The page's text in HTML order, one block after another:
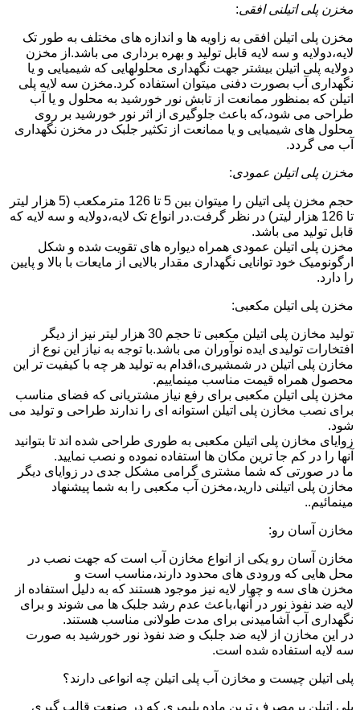
مخزن پلی اتیلنی افقی:
مخزن پلی اتیلن افقی به زاویه ها و اندازه های مختلف به طور تک
لایه،دولایه و سه لایه قابل تولید و بهره برداری می باشد.از مخزن
دولایه پلی اتیلن بیشتر جهت نگهداری محلولهایی که شیمیایی و یا
نگهداری آب بصورت دفنی میتوان استفاده کرد.مخزن سه لایه پلی
اتیلن که بمنظور ممانعت از تابش نور خورشید به محلول و یا آب
طراحی می شود،که باعث جلوگیری از اثر نور خورشید بر روی
محلول های شیمیایی و یا ممانعت از تکثیر جلبک در مخزن نگهداری
آب می گردد.
مخزن پلی اتیلن عمودی:
حجم مخزن پلی اتیلن را میتوان بین 5 تا 126 مترمکعب (5 هزار لیتر
تا 126 هزار لیتر) در نظر گرفت.در انواع تک لایه،دولایه و سه لایه که
قابل تولید می باشد.
مخزن پلی اتیلن عمودی همراه دیواره های تقویت شده و شکل
ارگونومیک خود توانایی نگهداری مقدار بالایی از مایعات با بالا و پایین
را دارد.
مخزن پلی اتیلن مکعبی:
تولید مخازن پلی اتیلن مکعبی تا حجم 30 هزار لیتر نیز از دیگر
افتخارات تولیدی ایده نوآوران می باشد.با توجه به نیاز این نوع از
مخازن پلی اتیلن در شمشیری،اقدام به تولید هر چه با کیفیت تر این
محصول همراه قیمت مناسب مینماییم.
مخزن پلی اتیلن مکعبی برای رفع نیاز مشتریانی که فضای مناسب
برای نصب مخازن پلی اتیلن استوانه ای را ندارند طراحی و تولید می
شود.
زوایای مخازن پلی اتیلن مکعبی به طوری طراحی شده اند تا بتوانید
آنها را در کم جا ترین مکان ها استفاده نموده و نصب نمایید.
ما در صورتی که شما مشتری گرامی مشکل جدی در زوایای دیگر
مخازن پلی اتیلنی دارید،مخزن آب مکعبی را به شما پیشنهاد
مینمائیم..
مخازن آسان رو:
مخازن آسان رو یکی از انواع مخازن آب است که جهت نصب در
محل هایی که ورودی های محدود دارند،مناسب است و
مخزن های سه و چهار لایه نیز موجود هستند که به دلیل استفاده از
لایه ضد نفوذ نور در آنها،باعث عدم رشد جلبک ها می شوند و برای
نگهداری آب آشامیدنی برای مدت طولانی مناسب هستند.
در این مخازن از لایه ضد جلبک و ضد نفوذ نور خورشید به صورت
سه لایه استفاده شده است.
پلی اتیلن چیست و مخازن آب پلی اتیلن چه انواعی دارند؟
پلی اتیلن پرمصرف ترین ماده پلیمری که در صنعت قالب گیری